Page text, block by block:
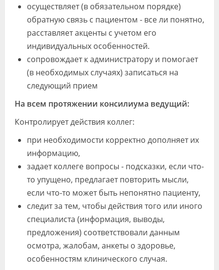
осуществляет (в обязательном порядке)
обратную связь с пациентом - все ли понятно,
расставляет акценты с учетом его
индивидуальных особенностей.
сопровождает к администратору и помогает
(в необходимых случаях) записаться на
следующий прием
На всем протяжении консилиума ведущий:
Контролирует действия коллег:
при необходимости корректно дополняет их
информацию,
задает коллеге вопросы - подсказки, если что-
то упущено, предлагает повторить мысли,
если что-то может быть непонятно пациенту,
следит за тем, чтобы действия того или иного
специалиста (информация, выводы,
предложения) соответствовали данным
осмотра, жалобам, анкеты о здоровье,
особенностям клинического случая.